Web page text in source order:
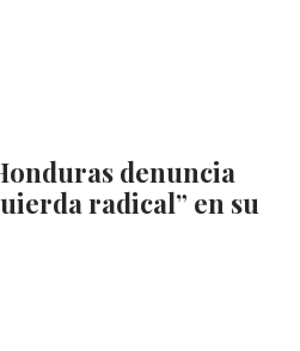
denuncia
radical” en su